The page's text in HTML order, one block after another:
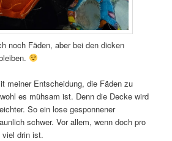
noch Fäden, aber bei den dicken
meiner Entscheidung, die Fäden zu
es mühsam ist. Denn die Decke wird
So ein lose gesponnener
schwer. Vor allem, wenn doch pro
viel drin ist.